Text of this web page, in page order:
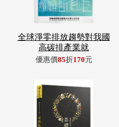
全球淨零排放趨勢對我國
高碳排產業就
優惠價85折170元